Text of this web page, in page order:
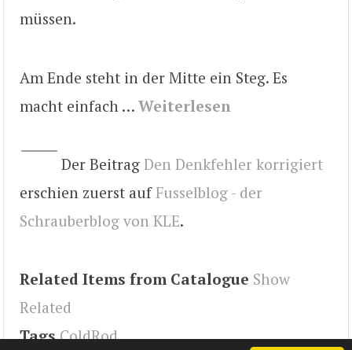
müssen.
Am Ende steht in der Mitte ein Steg. Es
macht einfach … Weiterlesen
Der Beitrag Den Denkfehler korrigiert
erschien zuerst auf Fusselblog - der
Schrauberblog von KLE.
Related Items from Catalogue Show
Related
Tags ColdRod